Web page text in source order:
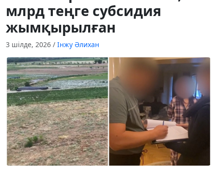
млрд теңге субсидия
жымқырылған
3 шілде, 2026 / Інжу Әлихан